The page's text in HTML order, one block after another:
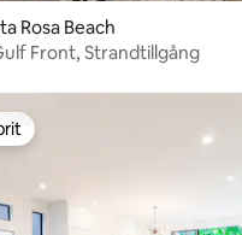
Rosa Beach
Front, Strandtillgång